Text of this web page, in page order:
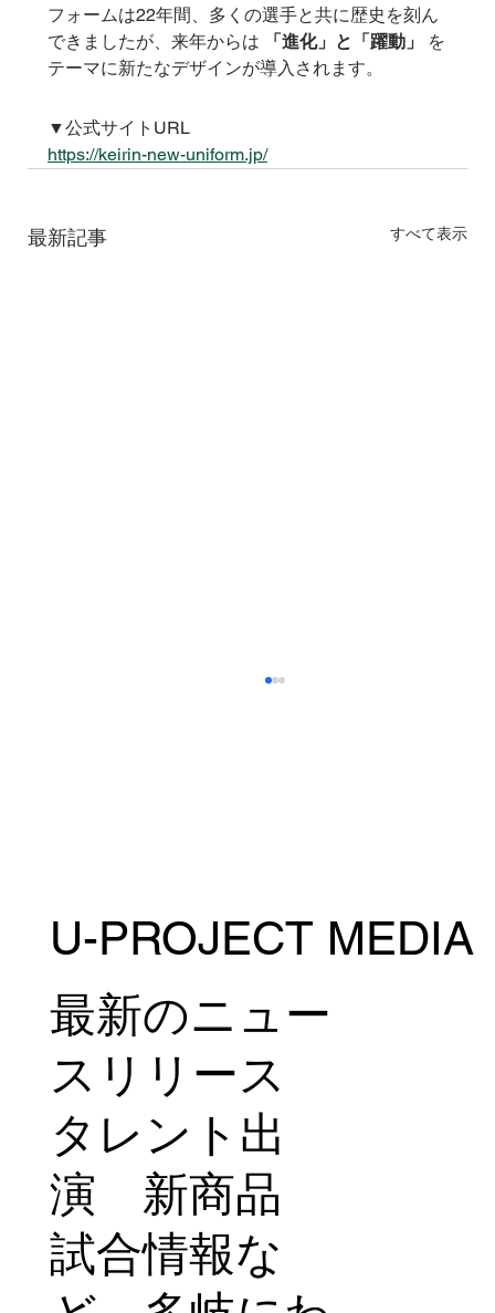
フォームは22年間、多くの選手と共に歴史を刻ん
できましたが、来年からは
「進化」と「躍動」
を
テーマに新たなデザインが導入されます。
▼公式サイトURL
https://keirin-new-uniform.jp/
最新記事 すべて表示
山本美憂、ボクシングデビュー戦の密着
U-PROJECT MEDIA
最新のニュー
スリリース
タレント出
演 新商品
試合情報な